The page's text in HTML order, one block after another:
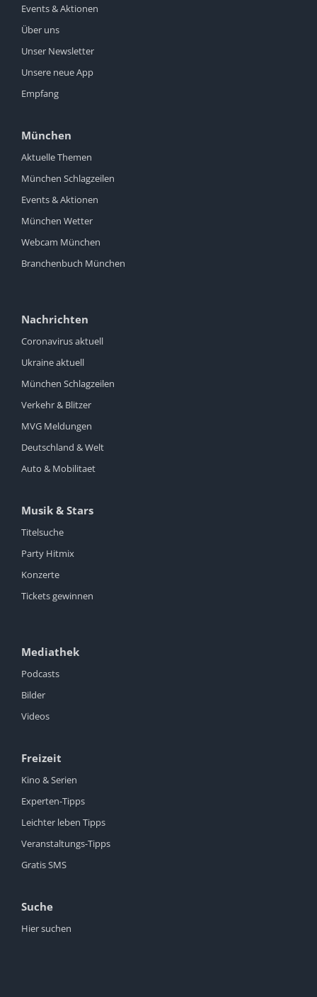
Events & Aktionen
Über uns
Unser Newsletter
Unsere neue App
Empfang
München
Aktuelle Themen
München Schlagzeilen
Events & Aktionen
München Wetter
Webcam München
Branchenbuch München
Nachrichten
Coronavirus aktuell
Ukraine aktuell
München Schlagzeilen
Verkehr & Blitzer
MVG Meldungen
Deutschland & Welt
Auto & Mobilitaet
Musik & Stars
Titelsuche
Party Hitmix
Konzerte
Tickets gewinnen
Mediathek
Podcasts
Bilder
Videos
Freizeit
Kino & Serien
Experten-Tipps
Leichter leben Tipps
Veranstaltungs-Tipps
Gratis SMS
Suche
Hier suchen